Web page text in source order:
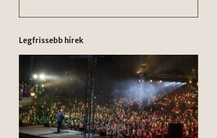
Legfrissebb hírek